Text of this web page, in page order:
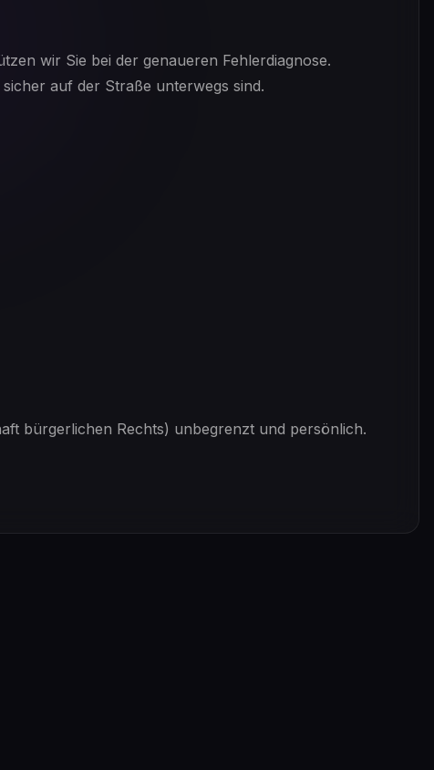
wir Sie bei der genaueren Fehlerdiagnose.
auf der Straße unterwegs sind.
bürgerlichen Rechts) unbegrenzt und persönlich.